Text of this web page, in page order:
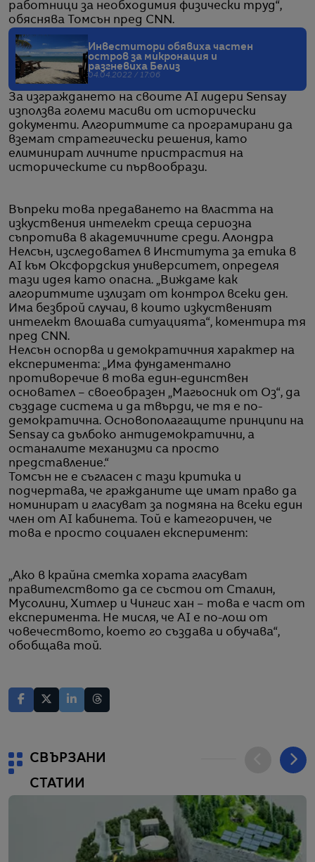
работници за необходимия физически труд“,
обяснява Томсън пред CNN.
Инвеститори обявиха частен
остров за микронация и
разгневиха Белиз
04.04.2022 / 17:06
За изграждането на своите AI лидери Sensay
използва големи масиви от исторически
документи. Алгоритмите са програмирани да
вземат стратегически решения, като
елиминират личните пристрастия на
историческите си първообрази.
Въпреки това предаването на властта на
изкуствения интелект среща сериозна
съпротива в академичните среди. Алондра
Нелсън, изследовател в Института за етика в
AI към Оксфордския университет, определя
тази идея като опасна. „Виждаме как
алгоритмите излизат от контрол всеки ден.
Има безброй случаи, в които изкуственият
интелект влошава ситуацията“, коментира тя
пред CNN.
Нелсън оспорва и демократичния характер на
експеримента: „Има фундаментално
противоречие в това един-единствен
основател – своеобразен „Магьосник от Оз“, да
създаде система и да твърди, че тя е по-
демократична. Основополагащите принципи на
Sensay са дълбоко антидемократични, а
останалите механизми са просто
представление.“
Томсън не е съгласен с тази критика и
подчертава, че гражданите ще имат право да
номинират и гласуват за подмяна на всеки един
член от AI кабинета. Той е категоричен, че
това е просто социален експеримент:
„Ако в крайна сметка хората гласуват
правителството да се състои от Сталин,
Мусолини, Хитлер и Чингис хан – това е част от
експеримента. Не мисля, че AI е по-лош от
човечеството, което го създава и обучава“,
обобщава той.
СВЪРЗАНИ
СТАТИИ